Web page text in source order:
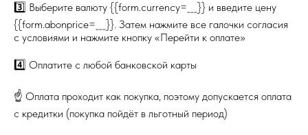
3️⃣ Выберите валюту {{form.currency=___}} и введите цену
{{form.abonprice=___}}. Затем нажмите все галочки согласия
с условиями и нажмите кнопку «Перейти к оплате»
4️⃣ Оплатите с любой банковской карты
☝️ Оплата проходит как покупка, поэтому допускается оплата
с кредитки (покупка пойдёт в льготный период)